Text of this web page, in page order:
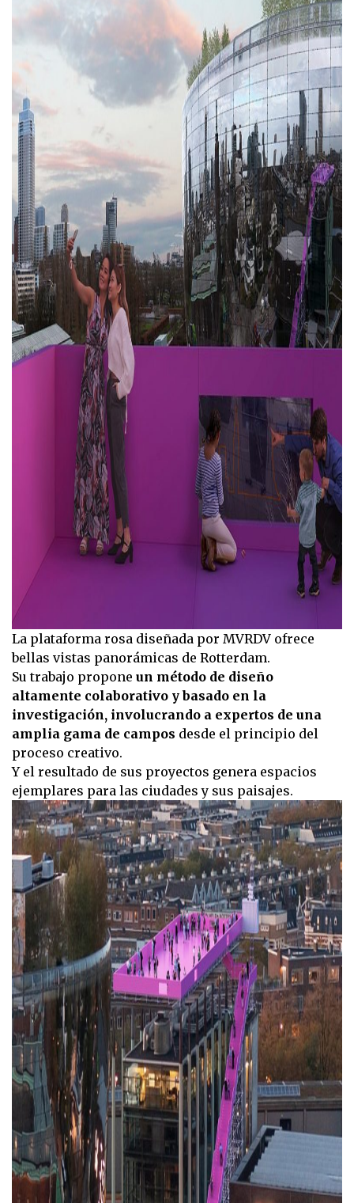
La plataforma rosa diseñada por MVRDV ofrece
bellas vistas panorámicas de Rotterdam.
Su trabajo propone un método de diseño
altamente colaborativo y basado en la
investigación, involucrando a expertos de una
amplia gama de campos desde el principio del
proceso creativo.
Y el resultado de sus proyectos genera espacios
ejemplares para las ciudades y sus paisajes.